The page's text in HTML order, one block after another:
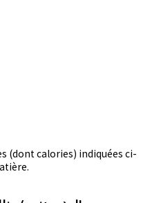
(dont calories) indiquées ci-